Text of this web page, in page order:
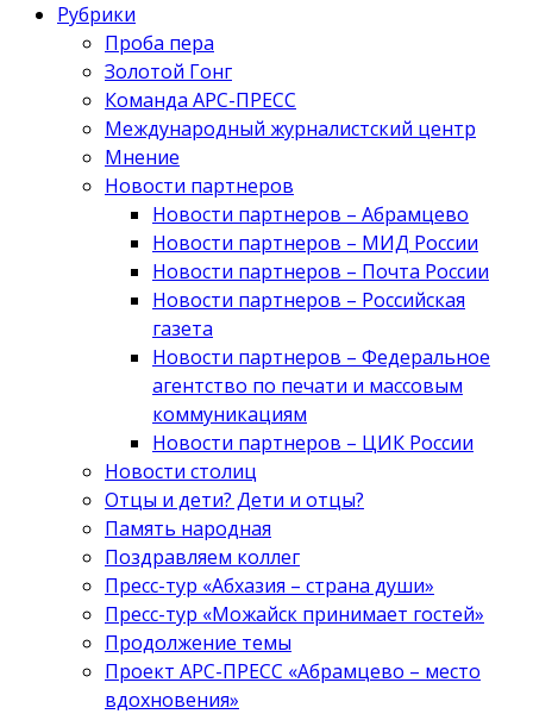
Рубрики
Проба пера
Золотой Гонг
Команда АРС-ПРЕСС
Международный журналистский центр
Мнение
Новости партнеров
Новости партнеров – Абрамцево
Новости партнеров – МИД России
Новости партнеров – Почта России
Новости партнеров – Российская
газета
Новости партнеров – Федеральное
агентство по печати и массовым
коммуникациям
Новости партнеров – ЦИК России
Новости столиц
Отцы и дети? Дети и отцы?
Память народная
Поздравляем коллег
Пресс-тур «Абхазия – страна души»
Пресс-тур «Можайск принимает гостей»
Продолжение темы
Проект АРС-ПРЕСС «Абрамцево – место
вдохновения»